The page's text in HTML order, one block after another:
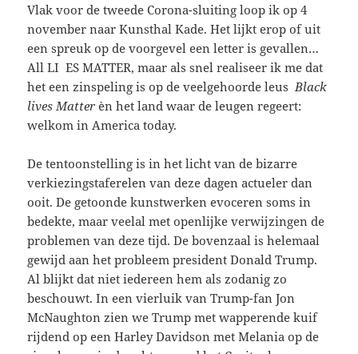
Vlak voor de tweede Corona-sluiting loop ik op 4
november naar Kunsthal Kade. Het lijkt erop of uit
een spreuk op de voorgevel een letter is gevallen…
All LI ES MATTER, maar als snel realiseer ik me dat
het een zinspeling is op de veelgehoorde leus Black
lives Matter èn het land waar de leugen regeert:
welkom in America today.
De tentoonstelling is in het licht van de bizarre
verkiezingstaferelen van deze dagen actueler dan
ooit. De getoonde kunstwerken evoceren soms in
bedekte, maar veelal met openlijke verwijzingen de
problemen van deze tijd. De bovenzaal is helemaal
gewijd aan het probleem president Donald Trump.
Al blijkt dat niet iedereen hem als zodanig zo
beschouwt. In een vierluik van Trump-fan Jon
McNaughton zien we Trump met wapperende kuif
rijdend op een Harley Davidson met Melania op de